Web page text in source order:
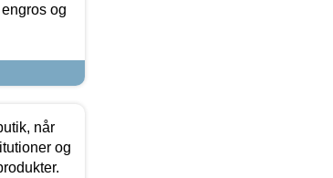
og
når
og